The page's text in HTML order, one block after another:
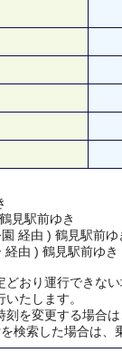
見駅前ゆき
経由 ) 鶴見駅前ゆ
由 ) 鶴見駅前ゆき
おり運行できない
たします。
刻を変更する場合
検索した場合は、